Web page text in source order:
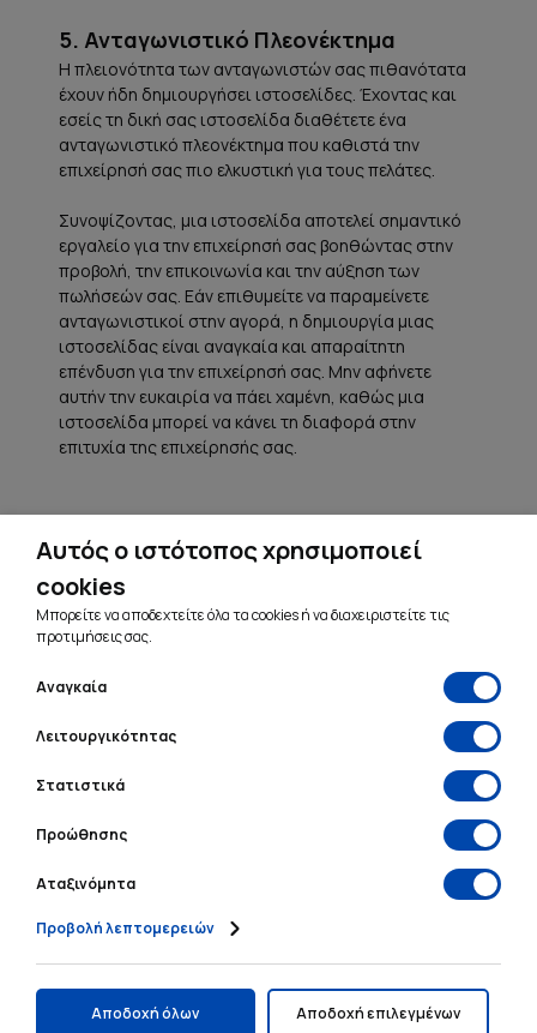
5. Ανταγωνιστικό Πλεονέκτημα
Η πλειονότητα των ανταγωνιστών σας πιθανότατα
έχουν ήδη δημιουργήσει ιστοσελίδες. Έχοντας και
εσείς τη δική σας ιστοσελίδα διαθέτετε ένα
ανταγωνιστικό πλεονέκτημα που καθιστά την
επιχείρησή σας πιο ελκυστική για τους πελάτες.
Συνοψίζοντας, μια ιστοσελίδα αποτελεί σημαντικό
εργαλείο για την επιχείρησή σας βοηθώντας στην
προβολή, την επικοινωνία και την αύξηση των
πωλήσεών σας. Εάν επιθυμείτε να παραμείνετε
ανταγωνιστικοί στην αγορά, η δημιουργία μιας
ιστοσελίδας είναι αναγκαία και απαραίτητη
επένδυση για την επιχείρησή σας. Μην αφήνετε
αυτήν την ευκαιρία να πάει χαμένη, καθώς μια
ιστοσελίδα μπορεί να κάνει τη διαφορά στην
επιτυχία της επιχείρησής σας.
Αυτός ο ιστότοπος χρησιμοποιεί
cookies
Μπορείτε να αποδεχτείτε όλα τα cookies ή να διαχειριστείτε τις
προτιμήσεις σας.
Αναγκαία
Λειτουργικότητας
Στατιστικά
Προώθησης
Αταξινόμητα
Προβολή λεπτομερειών
Αποδοχή όλων Αποδοχή επιλεγμένων